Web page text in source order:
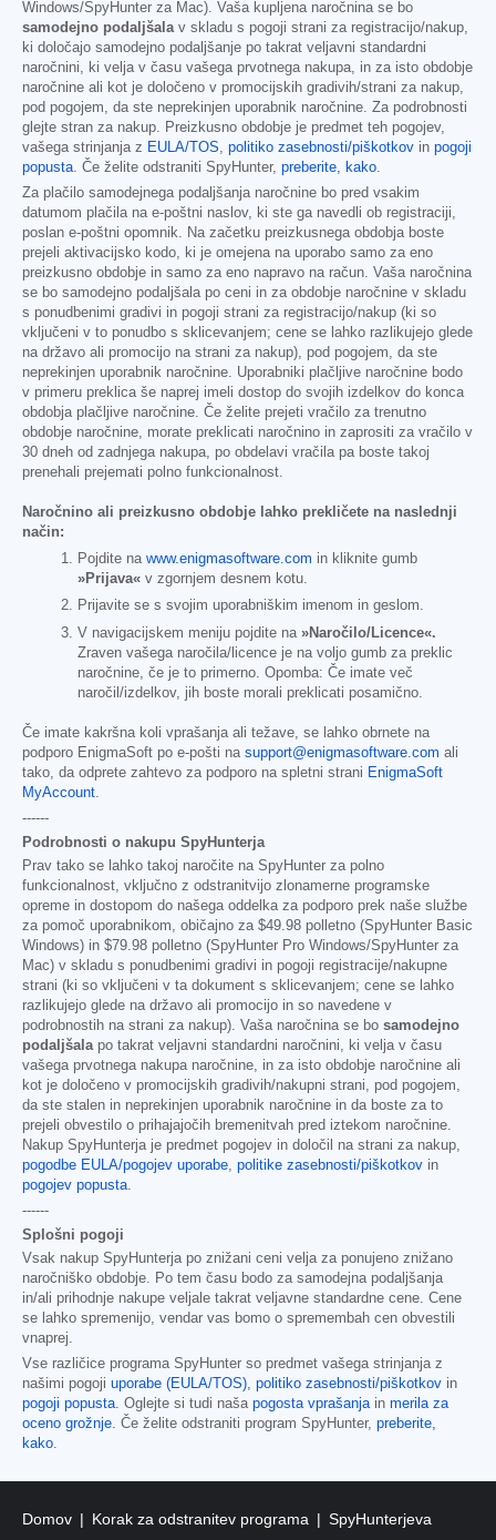
Windows/SpyHunter za Mac). Vaša kupljena naročnina se bo
samodejno podaljšalav skladu s pogoji strani za registracijo/nakup,
ki določajo samodejno podaljšanje po takrat veljavni standardni
naročnini, ki velja v času vašega prvotnega nakupa, in za isto obdobje
naročnine ali kot je določeno v promocijskih gradivih/strani za nakup,
pod pogojem, da ste neprekinjen uporabnik naročnine. Za podrobnosti
glejte stran za nakup. Preizkusno obdobje je predmet teh pogojev,
vašega strinjanja z EULA/TOS, politiko zasebnosti/piškotkov in pogoji
popusta. Če želite odstraniti SpyHunter, preberite, kako.
Za plačilo samodejnega podaljšanja naročnine bo pred vsakim
datumom plačila na e-poštni naslov, ki ste ga navedli ob registraciji,
poslan e-poštni opomnik. Na začetku preizkusnega obdobja boste
prejeli aktivacijsko kodo, ki je omejena na uporabo samo za eno
preizkusno obdobje in samo za eno napravo na račun. Vaša naročnina
se bo samodejno podaljšala po ceni in za obdobje naročnine v skladu
s ponudbenimi gradivi in pogoji strani za registracijo/nakup (ki so
vključeni v to ponudbo s sklicevanjem; cene se lahko razlikujejo glede
na državo ali promocijo na strani za nakup), pod pogojem, da ste
neprekinjen uporabnik naročnine. Uporabniki plačljive naročnine bodo
v primeru preklica še naprej imeli dostop do svojih izdelkov do konca
obdobja plačljive naročnine. Če želite prejeti vračilo za trenutno
obdobje naročnine, morate preklicati naročnino in zaprositi za vračilo v
30 dneh od zadnjega nakupa, po obdelavi vračila pa boste takoj
prenehali prejemati polno funkcionalnost.
Naročnino ali preizkusno obdobje lahko prekličete na naslednji
način:
Pojdite na www.enigmasoftware.com in kliknite gumb
»Prijava« v zgornjem desnem kotu.
Prijavite se s svojim uporabniškim imenom in geslom.
V navigacijskem meniju pojdite na »Naročilo/Licence«.
Zraven vašega naročila/licence je na voljo gumb za preklic
naročnine, če je to primerno. Opomba: Če imate več
naročil/izdelkov, jih boste morali preklicati posamično.
Če imate kakršna koli vprašanja ali težave, se lahko obrnete na
podporo EnigmaSoft po e-pošti na support@enigmasoftware.com ali
tako, da odprete zahtevo za podporo na spletni strani EnigmaSoft
MyAccount
------
Podrobnosti o nakupu SpyHunterja
Prav tako se lahko takoj naročite na SpyHunter za polno
funkcionalnost, vključno z odstranitvijo zlonamerne programske
opreme in dostopom do našega oddelka za podporo prek naše službe
za pomoč uporabnikom, običajno za $49.98 polletno (SpyHunter Basic
Windows) in $79.98 polletno (SpyHunter Pro Windows/SpyHunter za
Mac) v skladu s ponudbenimi gradivi in pogoji registracije/nakupne
strani (ki so vključeni v ta dokument s sklicevanjem; cene se lahko
razlikujejo glede na državo ali promocijo in so navedene v
podrobnostih na strani za nakup). Vaša naročnina se bo samodejno
podaljšala po takrat veljavni standardni naročnini, ki velja v času
vašega prvotnega nakupa naročnine, in za isto obdobje naročnine ali
kot je določeno v promocijskih gradivih/nakupni strani, pod pogojem,
da ste stalen in neprekinjen uporabnik naročnine in da boste za to
prejeli obvestilo o prihajajočih bremenitvah pred iztekom naročnine.
Nakup SpyHunterja je predmet pogojev in določil na strani za nakup,
pogodbe EULA/pogojev uporabe politike zasebnosti/piškotkov in
pogojev popusta
------
Splošni pogoji
Vsak nakup SpyHunterja po znižani ceni velja za ponujeno znižano
naročniško obdobje. Po tem času bodo za samodejna podaljšanja
in/ali prihodnje nakupe veljale takrat veljavne standardne cene. Cene
se lahko spremenijo, vendar vas bomo o spremembah cen obvestili
vnaprej.
Vse različice programa SpyHunter so predmet vašega strinjanja z
našimi pogoji uporabe (EULA/TOS) politiko zasebnosti/piškotkov in
pogoji popusta . Oglejte si tudi naša pogosta vprašanja in merila za
oceno grožnje . Če želite odstraniti program SpyHunter, preberite,
kako
Domov Korak za odstranitev programa SpyHunterjeva